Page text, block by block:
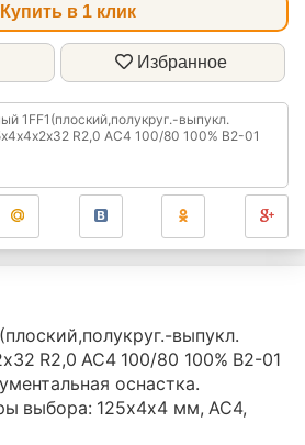
Купить в 1 клик
Избранное
1FF1(плоский,полукруг.-выпукл.
R2,0 АС4 100/80 100% В2-01
выпукл.
R2,0 АС4 100/80 100% В2-01
оснастка.
выбора: 125х4х4 мм, АС4,